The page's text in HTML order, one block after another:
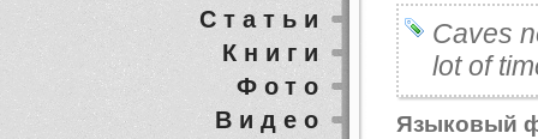
Caves
lot of
Языковый
Статьи
Книги
Фото
Видео